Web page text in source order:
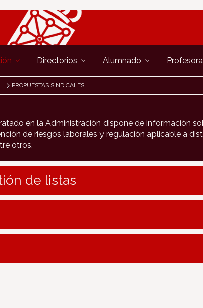
Directorios Alumnado
PROPUESTAS SINDICALES
en la Administración dispone de información
de riesgos laborales y regulación aplicable a
otros.
de listas